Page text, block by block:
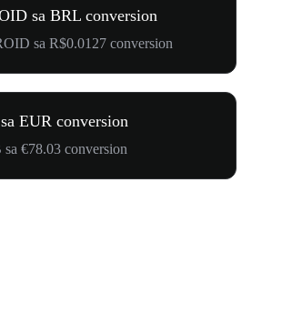
sa BRL conversion
sa R$0.0127 conversion
EUR conversion
€78.03 conversion